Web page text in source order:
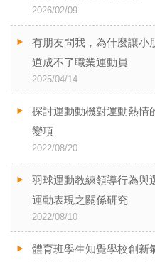
2026/02/09
有朋友問我，為什麼讓小
道成不了職業運動員
2025/04/14
探討運動動機對運動熱情
變項
2022/08/20
羽球運動教練領導行為與
運動表現之關係研究
2022/08/10
體育班學生知覺學校創新